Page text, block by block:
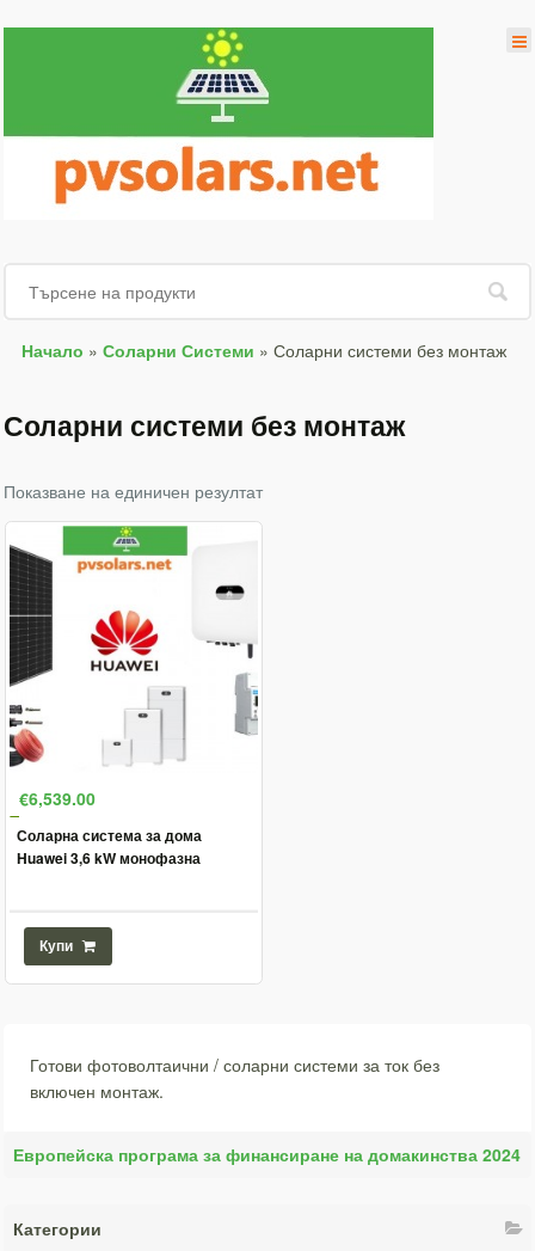
Начало » Соларни Системи » Соларни системи без монтаж
Соларни системи без монтаж
Показване на единичен резултат
€6,539.00
Соларна система за дома
Huawei 3,6 kW монофазна
Купи
Готови фотоволтаични / соларни системи за ток без
включен монтаж.
Европейска програма за финансиране на домакинства 2024
Категории